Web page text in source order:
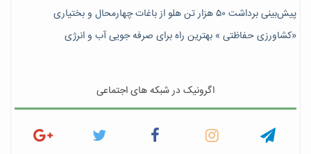
پیش‎‌بینی برداشت ۵۰ هزار تن هلو از باغات چهارمحال و بختیاری
«کشاورزی حفاظتی » بهترین راه برای صرفه جویی آب و انرژی
اگرونیک در شبکه های اجتماعی